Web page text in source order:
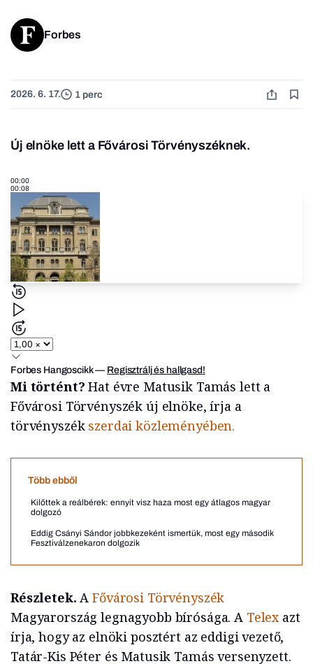
Forbes
2026. 6. 17. 1 perc
Új elnöke lett a Fővárosi Törvényszéknek.
00:00
00:08
Forbes Hangoscikk— Regisztrálj és hallgasd!
Mi történt? Hat évre Matusik Tamás lett a
Fővárosi Törvényszék új elnöke, írja a
törvényszékszerdai közleményében.
Több ebből
Kilőttek a reálbérek: ennyit visz haza most egy átlagos magyar
dolgozó
Eddig Csányi Sándor jobbkezeként ismertük, most egy második
Fesztiválzenekaron dolgozik
Részletek.AFővárosi Törvényszék
Magyarország legnagyobb bírósága. ATelex azt
írja, hogy az elnöki posztért az eddigi vezető,
Tatár-Kis Péter és Matusik Tamás versenyzett.